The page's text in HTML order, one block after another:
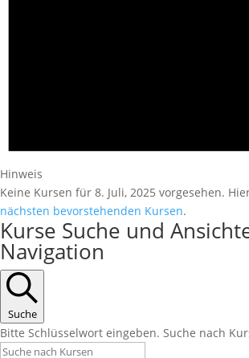
Hinweis
Keine Kursen für 8. Juli, 2025 vorgesehen.
nächsten bevorstehenden Kursen.
Kurse Suche und
Navigation
Suche
Bitte Schlüsselwort eingeben. Suche nach